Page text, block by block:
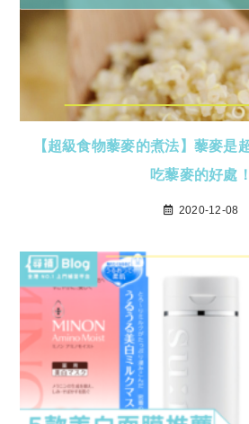
【超級食物藜麥的煮法】藜麥是
吃藜麥的好處！
2020-12-08